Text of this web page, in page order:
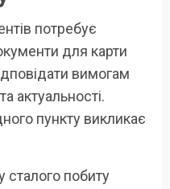
потребує
для карти
вимогам
актуальності.
пункту викликає
сталого побиту